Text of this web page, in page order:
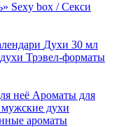
Sexy box / Секси
Духи 30 мл
Трэвел-форматы
неё Ароматы для
духи
ароматы